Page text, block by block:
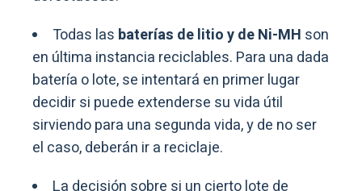
Todas las baterías de litio y de Ni-MH son
en última instancia reciclables. Para una dada
batería o lote, se intentará en primer lugar
decidir si puede extenderse su vida útil
sirviendo para una segunda vida, y de no ser
el caso, deberán ir a reciclaje.
La decisión sobre si un cierto lote de